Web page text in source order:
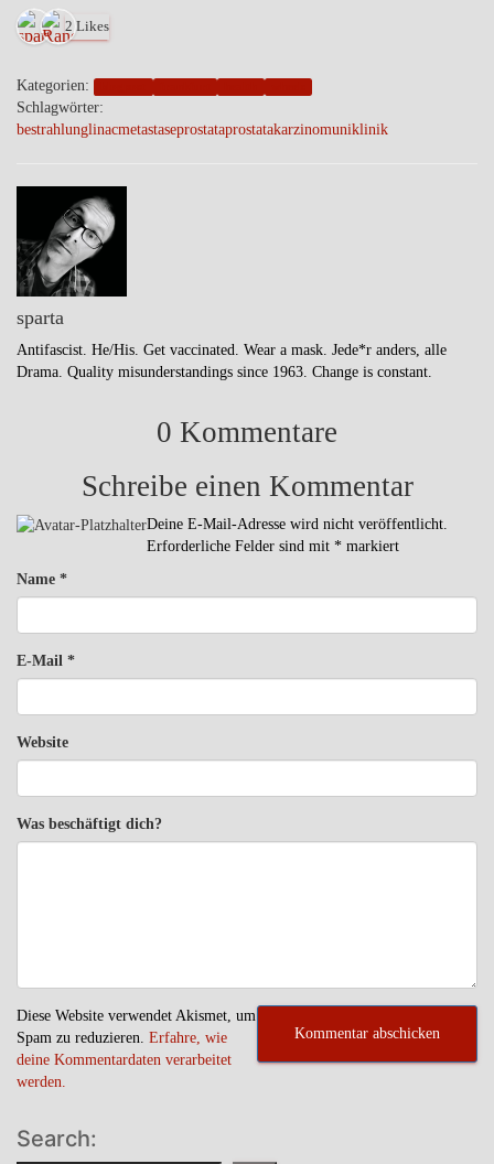
2 Likes
Kategorien:
Schlagwörter:
bestrahlunglinacmetastaseprostataprostatakarzinomuniklinik
sparta
Antifascist. He/His. Get vaccinated. Wear a mask. Jede*r anders, alle
Drama. Quality misunderstandings since 1963. Change is constant.
0 Kommentare
Schreibe einen Kommentar
Deine E-Mail-Adresse wird nicht veröffentlicht.
Erforderliche Felder sind mit * markiert
Name *
E-Mail *
Website
Was beschäftigt dich?
Diese Website verwendet Akismet, um
Spam zu reduzieren. Erfahre, wie
deine Kommentardaten verarbeitet
werden.
Search: